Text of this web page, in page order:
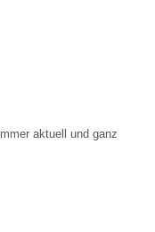
aktuell und ganz